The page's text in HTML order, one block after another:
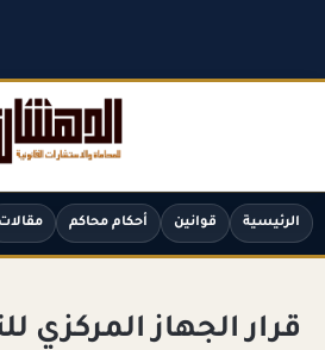
الرئيسية قوانين أحكام محاكم مقالات
قرار الجهاز المركزي